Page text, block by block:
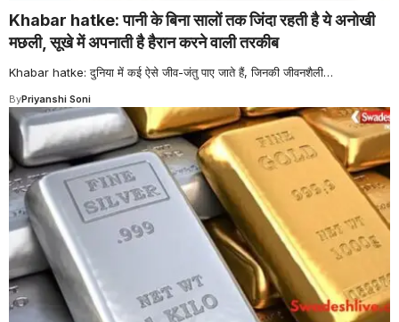
Khabar hatke: पानी के बिना सालों तक जिंदा रहती है ये अनोखी
मछली, सूखे में अपनाती है हैरान करने वाली तरकीब
Khabar hatke: दुनिया में कई ऐसे जीव-जंतु पाए जाते हैं, जिनकी जीवनशैली…
ByPriyanshi Soni